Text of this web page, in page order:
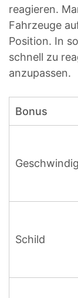
reagieren.
Fahrzeuge
Position. In
schnell zu
anzupassen.
Bonus
Schild